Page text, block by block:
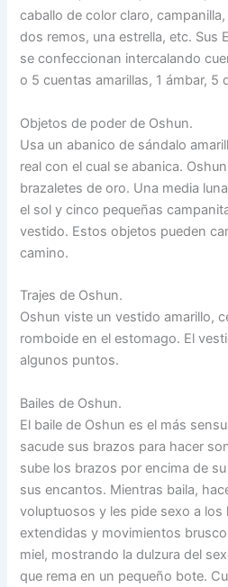
caballo de color claro,
dos remos, una estrella, etc. Sus
se confeccionan intercalando
o 5 cuentas amarillas, 1 ámbar, 5
Objetos de poder de Oshun.
Usa un abanico de sándalo
real con el cual se abanica.
brazaletes de oro. Una media
el sol y cinco pequeñas
vestido. Estos objetos pueden
camino.
Trajes de Oshun.
Oshun viste un vestido amarillo,
romboide en el estomago. El
algunos puntos.
Bailes de Oshun.
El baile de Oshun es el más
sacude sus brazos para hacer
sube los brazos por encima de
sus encantos. Mientras baila,
voluptuosos y les pide sexo a
extendidas y movimientos
miel, mostrando la dulzura del
que rema en un pequeño bote.